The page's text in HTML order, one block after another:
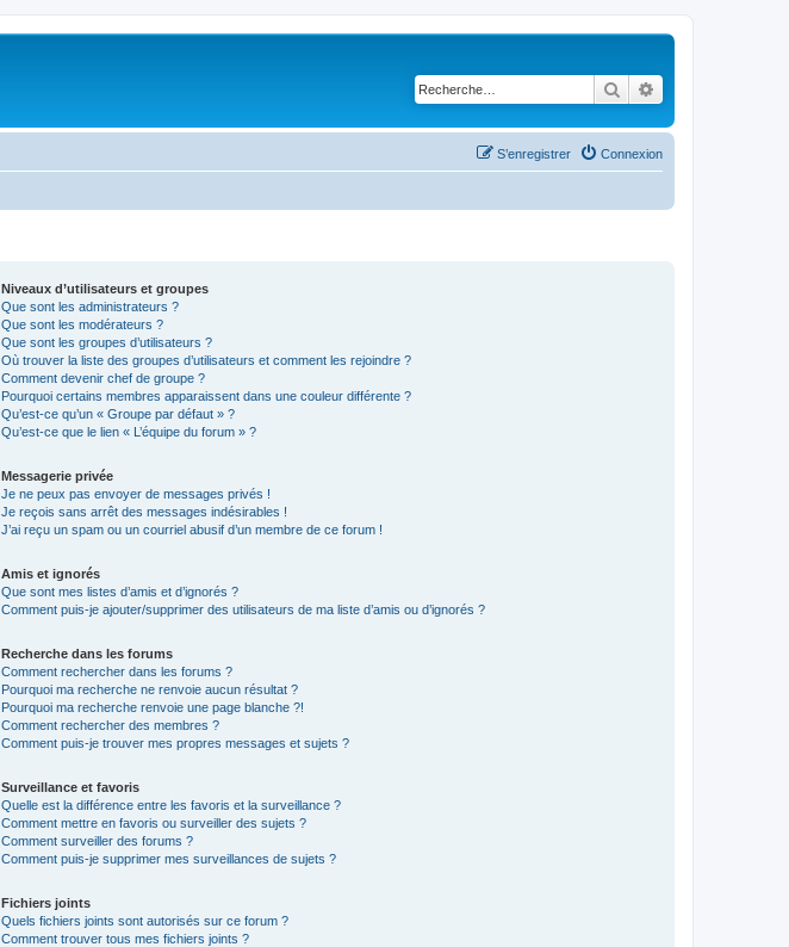
Rechercher
Connexion
S’enregistrer
Niveaux d’utilisateurs et groupes
Que sont les administrateurs ?
Que sont les modérateurs ?
Que sont les groupes d’utilisateurs ?
Où trouver la liste des groupes d’utilisateurs et comment les rejoindre ?
Comment devenir chef de groupe ?
Pourquoi certains membres apparaissent dans une couleur différente ?
Qu’est-ce qu’un « Groupe par défaut » ?
Qu’est-ce que le lien « L’équipe du forum » ?
Messagerie privée
Je ne peux pas envoyer de messages privés !
Je reçois sans arrêt des messages indésirables !
J’ai reçu un spam ou un courriel abusif d’un membre de ce forum !
Amis et ignorés
Que sont mes listes d’amis et d’ignorés ?
Comment puis-je ajouter/supprimer des utilisateurs de ma liste d’amis ou d’ignorés ?
Recherche dans les forums
Comment rechercher dans les forums ?
Pourquoi ma recherche ne renvoie aucun résultat ?
Pourquoi ma recherche renvoie une page blanche ?!
Comment rechercher des membres ?
Comment puis-je trouver mes propres messages et sujets ?
Surveillance et favoris
Quelle est la différence entre les favoris et la surveillance ?
Comment mettre en favoris ou surveiller des sujets ?
Comment surveiller des forums ?
Comment puis-je supprimer mes surveillances de sujets ?
Fichiers joints
Quels fichiers joints sont autorisés sur ce forum ?
Comment trouver tous mes fichiers joints ?